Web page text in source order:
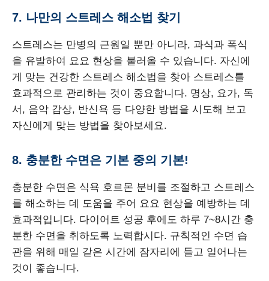
7. 나만의 스트레스 해소법 찾기
스트레스는 만병의 근원일 뿐만 아니라, 과식과 폭식
을 유발하여 요요 현상을 불러올 수 있습니다. 자신에
게 맞는 건강한 스트레스 해소법을 찾아 스트레스를
효과적으로 관리하는 것이 중요합니다. 명상, 요가, 독
서, 음악 감상, 반신욕 등 다양한 방법을 시도해 보고
자신에게 맞는 방법을 찾아보세요.
8. 충분한 수면은 기본 중의 기본!
충분한 수면은 식욕 호르몬 분비를 조절하고 스트레스
를 해소하는 데 도움을 주어 요요 현상을 예방하는 데
효과적입니다. 다이어트 성공 후에도 하루 7~8시간 충
분한 수면을 취하도록 노력합시다. 규칙적인 수면 습
관을 위해 매일 같은 시간에 잠자리에 들고 일어나는
것이 좋습니다.